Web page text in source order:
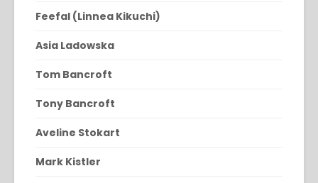
Feefal (Linnea Kikuchi)
Asia Ladowska
Tom Bancroft
Tony Bancroft
Aveline Stokart
Mark Kistler